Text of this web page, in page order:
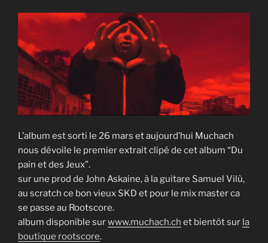
L’album est sorti le 26 mars et aujourd’hui Muchach
nous dévoile le premier extrait clipé de cet album “Du
pain et des Jeux”.
sur une prod de John Askaine, à la guitare Samuel Vilù,
au scratch ce bon vieux SKD et pour le mix master ca
se passe au Rootscore.
album disponible surwww.muchach.ch et bientôt sur la
boutique rootscore.